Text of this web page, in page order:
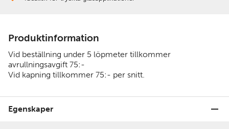
Produktinformation
Vid beställning under 5 löpmeter tillkommer
avrullningsavgift 75:-
Vid kapning tillkommer 75:- per snitt.
Egenskaper